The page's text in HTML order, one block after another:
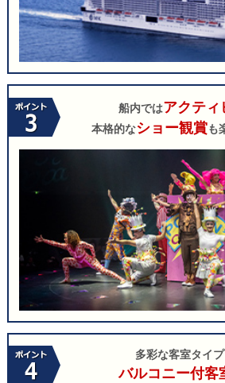
船内ではアクティ
本格的なショー観賞も
多彩な客室タイ
バルコニー付客